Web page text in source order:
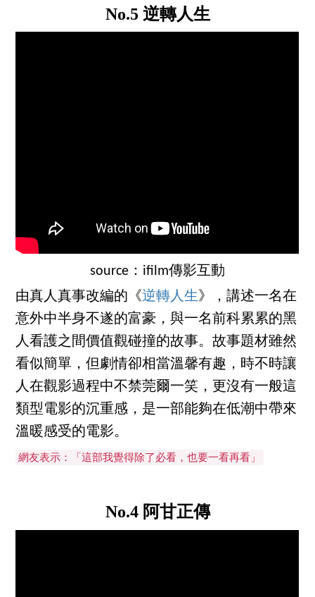
No.5 逆轉人生
source：ifilm傳影互動
由真人真事改編的《逆轉人生》，講述一名在
意外中半身不遂的富豪，與一名前科累累的黑
人看護之間價值觀碰撞的故事。故事題材雖然
看似簡單，但劇情卻相當溫馨有趣，時不時讓
人在觀影過程中不禁莞爾一笑，更沒有一般這
類型電影的沉重感，是一部能夠在低潮中帶來
溫暖感受的電影。
網友表示：「這部我覺得除了必看，也要一看再看」
No.4 阿甘正傳